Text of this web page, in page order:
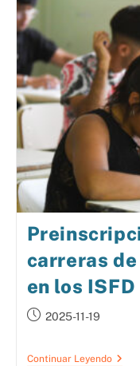
carreras
en los
2025-11-19
Continuar Leyendo